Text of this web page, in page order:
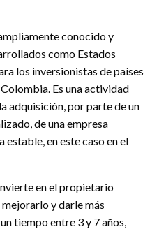
conocido y
como Estados
los inversionistas de países
Es una actividad
adquisición, por parte de un
de una empresa
en este caso en el
en el propietario
y darle más
tiempo entre 3 y 7 años,